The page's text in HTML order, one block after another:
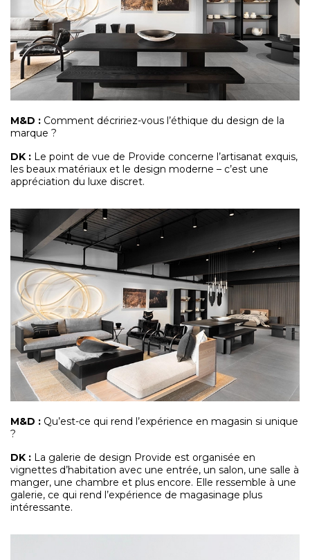
M&D : Comment décririez-vous l’éthique du design de la
marque ?
DK : Le point de vue de Provide concerne l’artisanat exquis,
les beaux matériaux et le design moderne – c’est une
appréciation du luxe discret.
M&D : Qu’est-ce qui rend l’expérience en magasin si unique
?
DK : La galerie de design Provide est organisée en
vignettes d’habitation avec une entrée, un salon, une salle à
manger, une chambre et plus encore. Elle ressemble à une
galerie, ce qui rend l’expérience de magasinage plus
intéressante.